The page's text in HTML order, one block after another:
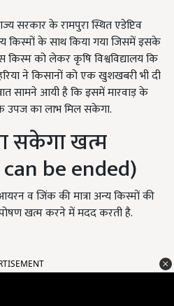
सरकार के रामपुरा स्थित एडेप्टिव
किस्मों के साथ किया गया जिसमें इसके
को लेकर कृषि विश्वविद्यालय कि
ने किसानों को एक खुशखबरी भी दी
सामने आयी है कि इसमें मारवाड़ के
उपज का लाभ मिल सकेगा.
सकेगा खत्म
be ended)
व जिंक की मात्रा अन्य किस्मों की
खत्म करने में मदद करती है.